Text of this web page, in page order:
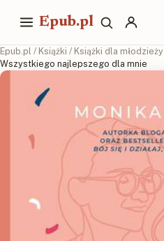
Epub.pl
Epub.pl / Książki / Książki dla młodzieży
Wszystkiego najlepszego dla mnie